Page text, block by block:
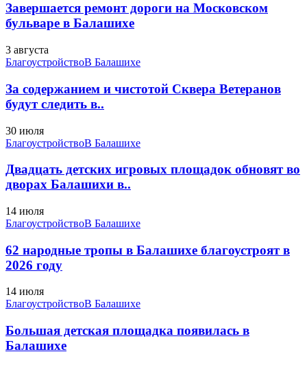
Завершается ремонт дороги на Московском
бульваре в Балашихе
3 августа
БлагоустройствоВ Балашихе
За содержанием и чистотой Сквера Ветеранов
будут следить в..
30 июля
БлагоустройствоВ Балашихе
Двадцать детских игровых площадок обновят во
дворах Балашихи в..
14 июля
БлагоустройствоВ Балашихе
62 народные тропы в Балашихе благоустроят в
2026 году
14 июля
БлагоустройствоВ Балашихе
Большая детская площадка появилась в
Балашихе